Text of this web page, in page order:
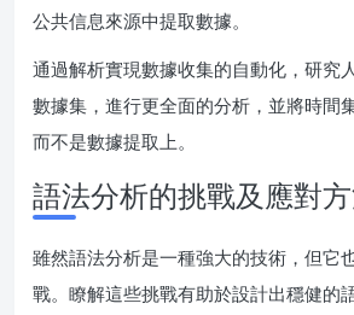
公共信息來源中提取數據。
通過解析實現數據收集的自動化，研究
數據集，進行更全面的分析，並將時間
而不是數據提取上。
語法分析的挑戰及應對
雖然語法分析是一種強大的技術，但它
戰。瞭解這些挑戰有助於設計出穩健的